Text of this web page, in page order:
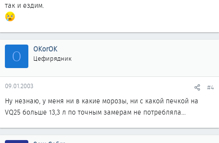
так и ездим.
O OKorOK
Цефирядник
09.01.2003 #4
Ну незнаю, у меня ни в какие морозы, ни с какой печкой на
VQ25 больше 13,3 л по точным замерам не потребляла...